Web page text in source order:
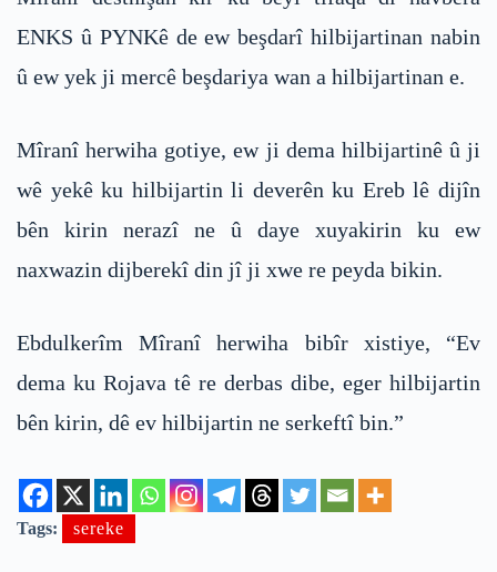
ENKS û PYNKê de ew beşdarî hilbijartinan nabin
û ew yek ji mercê beşdariya wan a hilbijartinan e.
Mîranî herwiha gotiye, ew ji dema hilbijartinê û ji
wê yekê ku hilbijartin li deverên ku Ereb lê dijîn
bên kirin nerazî ne û daye xuyakirin ku ew
naxwazin dijberekî din jî ji xwe re peyda bikin.
Ebdulkerîm Mîranî herwiha bibîr xistiye, “Ev
dema ku Rojava tê re derbas dibe, eger hilbijartin
bên kirin, dê ev hilbijartin ne serkeftî bin.”
Tags: sereke